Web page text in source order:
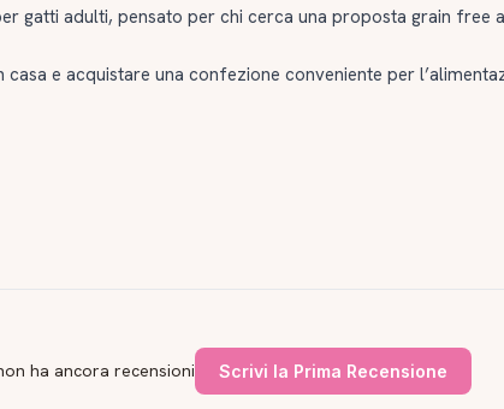
gatti adulti, pensato per chi cerca una proposta grain free
e acquistare una confezione conveniente per
ha ancora recensioni Scrivi la Prima Recensione